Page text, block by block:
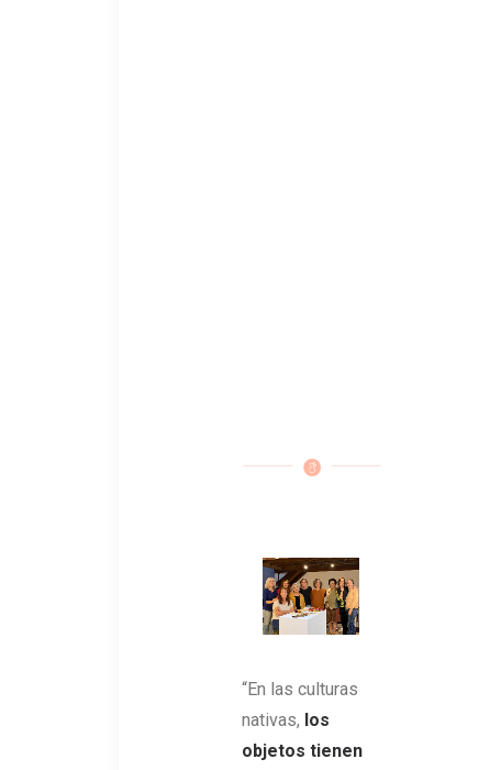
“En las culturas
nativas, los
objetos tienen